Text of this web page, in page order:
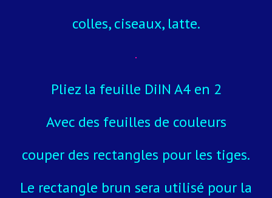
colles, ciseaux, latte.
Pliez la feuille DiIN A4 en 2
Avec des feuilles de couleurs
couper des rectangles pour les tiges.
Le rectangle brun sera utilisé pour la